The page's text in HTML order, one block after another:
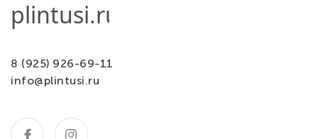
8 (925) 926-69-11
info@plintusi.ru